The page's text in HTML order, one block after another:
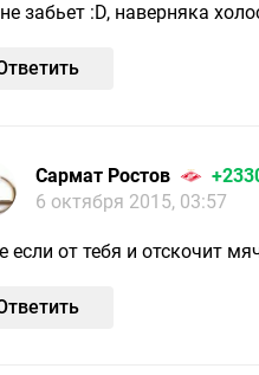
забьет :D, наверняка
Сармат Ростов
6 октября 2015, 03:57
если от тебя и отскочит